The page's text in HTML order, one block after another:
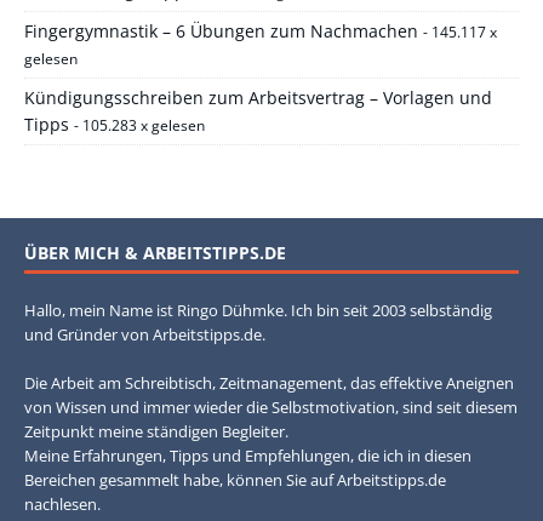
Fingergymnastik – 6 Übungen zum Nachmachen - 145.117 x
gelesen
Kündigungsschreiben zum Arbeitsvertrag – Vorlagen und
Tipps - 105.283 x gelesen
ÜBER MICH & ARBEITSTIPPS.DE
Hallo, mein Name ist Ringo Dühmke. Ich bin seit 2003 selbständig
und Gründer von Arbeitstipps.de.
Die Arbeit am Schreibtisch, Zeitmanagement, das effektive Aneignen
von Wissen und immer wieder die Selbstmotivation, sind seit diesem
Zeitpunkt meine ständigen Begleiter.
Meine Erfahrungen, Tipps und Empfehlungen, die ich in diesen
Bereichen gesammelt habe, können Sie auf Arbeitstipps.de
nachlesen.